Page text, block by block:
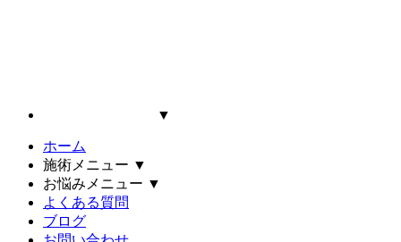
▼
ホーム
施術メニュー ▼
お悩みメニュー ▼
よくある質問
ブログ